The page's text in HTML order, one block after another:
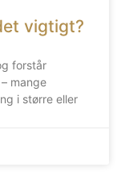
vigtigt?
forstår
mange
i større eller